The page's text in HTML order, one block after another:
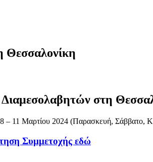
Θεσσαλονίκη
στη
– 11 Μαρτίου 2024 (Παρασκευή, Σάββατο,
Συμμετοχής εδώ